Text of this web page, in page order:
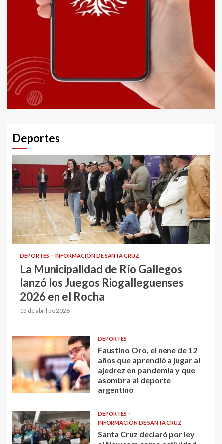
Deportes
DEPORTES INFORMACIÓN DE SANTA CRUZ
La Municipalidad de Río Gallegos
lanzó los Juegos Riogalleguenses
2026 en el Rocha
13 de abril de 2026
DEPORTES
Faustino Oro, el nene de 12
años que aprendió a jugar al
ajedrez en pandemia y que
asombra al deporte
argentino
DEPORTES
INFORMACIÓN DE SANTA CRUZ
Santa Cruz declaró por ley